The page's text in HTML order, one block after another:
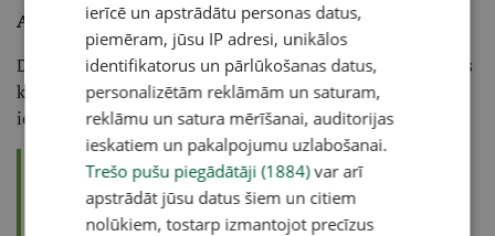
Augu izvilkumi un novārījumi
Dažādu augu izvilkumi ne tikai stiprina augus un darbojas
kā papildmēslojums, bet arī var palīdzēt kaitēkļu
ierobežošanā. Tomēr jāņem vērā, ka
daļai tautas līdzekļu nav zinātniski pierādīta
efektivitāte, tāpēc tos bieži izmanto kā papildu
profilaktisko līdzekli vai nelielu kaitēkļu
ierīcē un apstrādātu personas datus,
piemēram, jūsu IP adresi, unikālos
identifikatorus un pārlūkošanas datus,
personalizētām reklāmām un saturam,
reklāmu un satura mērīšanai, auditorijas
ieskatiem un pakalpojumu uzlabošanai.
Trešo pušu piegādātāji (1884)var arī
apstrādāt jūsu datus šiem un citiem
nolūkiem, tostarp izmantojot precīzus